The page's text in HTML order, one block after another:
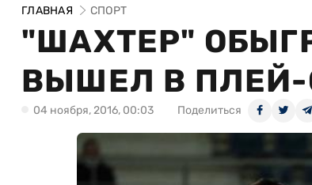
ГЛАВНАЯ СПОРТ
"ШАХТЕР"
ВЫШЕЛ В
04 ноября, 2016, 00:03 Поделиться